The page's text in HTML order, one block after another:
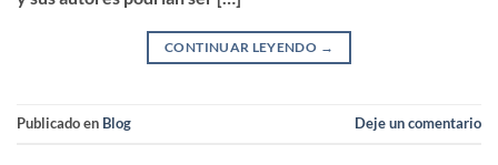
CONTINUAR LEYENDO →
Publicado en Blog Deje un comentario